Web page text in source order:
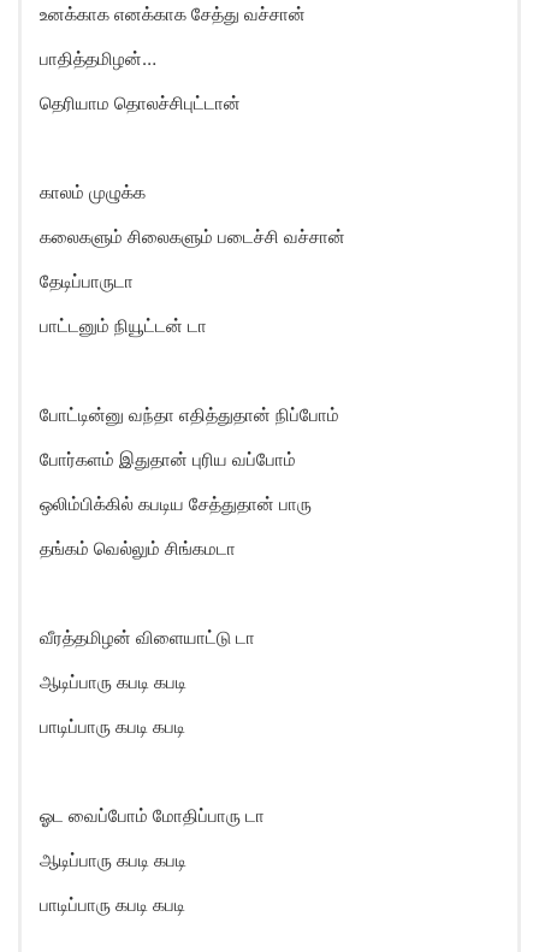
உனக்காக எனக்காக சேத்து வச்சான்
பாதித்தமிழன்…
தெரியாம தொலச்சிபுட்டான்
காலம் முழுக்க
கலைகளும் சிலைகளும் படைச்சி வச்சான்
தேடிப்பாருடா
பாட்டனும் நியூட்டன் டா
போட்டின்னு வந்தா எதித்துதான் நிப்போம்
போர்களம் இதுதான் புரிய வப்போம்
ஒலிம்பிக்கில் கபடிய சேத்துதான் பாரு
தங்கம் வெல்லும் சிங்கமடா
வீரத்தமிழன் விளையாட்டு டா
ஆடிப்பாரு கபடி கபடி
பாடிப்பாரு கபடி கபடி
ஓட வைப்போம் மோதிப்பாரு டா
ஆடிப்பாரு கபடி கபடி
பாடிப்பாரு கபடி கபடி